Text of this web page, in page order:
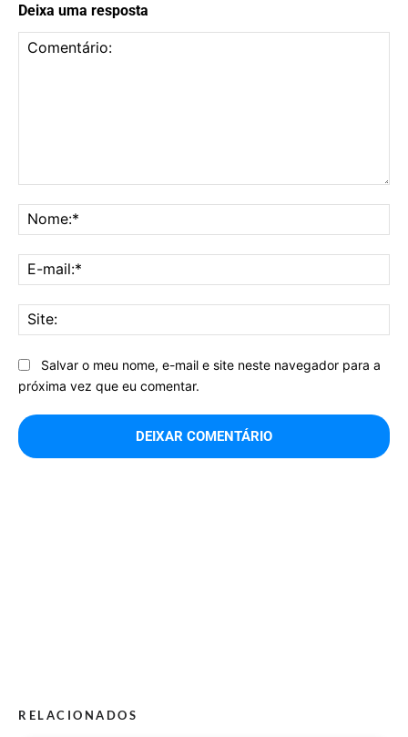
Deixa uma resposta
Salvar o meu nome, e-mail e site neste navegador para a
próxima vez que eu comentar.
RELACIONADOS